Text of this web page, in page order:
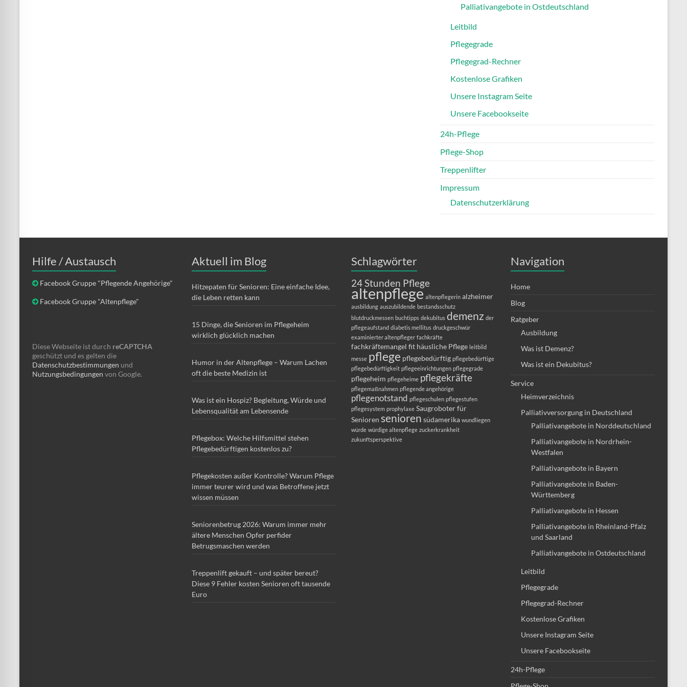
Palliativangebote in Ostdeutschland
Leitbild
Pflegegrade
Pflegegrad-Rechner
Kostenlose Grafiken
Unsere Instagram Seite
Unsere Facebookseite
24h-Pflege
Pflege-Shop
Treppenlifter
Impressum
Datenschutzerklärung
Hilfe / Austausch
Facebook Gruppe "Pflegende Angehörige"
Facebook Gruppe "Altenpflege"
Diese Webseite ist durch reCAPTCHA
geschützt und es gelten die
Datenschutzbestimmungen und
Nutzungsbedingungen von Google.
Aktuell im Blog
Hitzepaten für Senioren: Eine einfache Idee,
die Leben retten kann
15 Dinge, die Senioren im Pflegeheim
wirklich glücklich machen
Humor in der Altenpflege – Warum Lachen
oft die beste Medizin ist
Was ist ein Hospiz? Begleitung, Würde und
Lebensqualität am Lebensende
Pflegebox: Welche Hilfsmittel stehen
Pflegebedürftigen kostenlos zu?
Pflegekosten außer Kontrolle? Warum Pflege
immer teurer wird und was Betroffene jetzt
wissen müssen
Seniorenbetrug 2026: Warum immer mehr
ältere Menschen Opfer perfider
Betrugsmaschen werden
Treppenlift gekauft – und später bereut?
Diese 9 Fehler kosten Senioren oft tausende
Euro
Schlagwörter
24 Stunden Pflege
altenpflege altenpflegerin alzheimer
ausbildung auszubildende bestandsschutz
blutdruckmessen buchtipps dekubitus demenz der
pflegeaufstand diabetis mellitus druckgeschwür
examinierter altenpfleger fachkräfte
fachkräftemangel fit häusliche Pflege leitbild
messe pflege pflegebedürftig pflegebedürftige
pflegebedürftigkeit pflegeeinrichtungen pflegegrade
pflegeheim pflegeheime pflegekräfte
pflegemaßnahmen pflegende angehörige
pflegenotstand pflegeschulen pflegestufen
pflegesystem prophylaxe Saugroboter für
Senioren senioren südamerika wundliegen
würde würdige altenpflege zuckerkrankheit
zukunftsperspektive
Navigation
Home
Blog
Ratgeber
Ausbildung
Was ist Demenz?
Was ist ein Dekubitus?
Service
Heimverzeichnis
Palliativversorgung in Deutschland
Palliativangebote in Norddeutschland
Palliativangebote in Nordrhein-
Westfalen
Palliativangebote in Bayern
Palliativangebote in Baden-
Württemberg
Palliativangebote in Hessen
Palliativangebote in Rheinland-Pfalz
und Saarland
Palliativangebote in Ostdeutschland
Leitbild
Pflegegrade
Pflegegrad-Rechner
Kostenlose Grafiken
Unsere Instagram Seite
Unsere Facebookseite
24h-Pflege